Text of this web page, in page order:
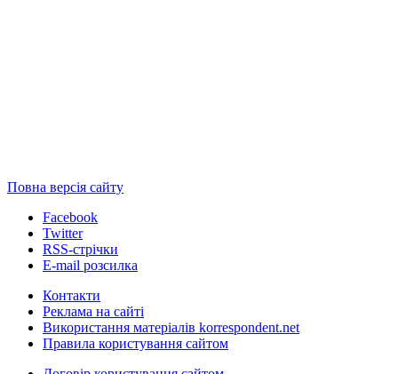
Повна версія сайту
Facebook
Twitter
RSS-стрічки
E-mail розсилка
Контакти
Реклама на сайті
Використання матеріалів korrespondent.net
Правила користування сайтом